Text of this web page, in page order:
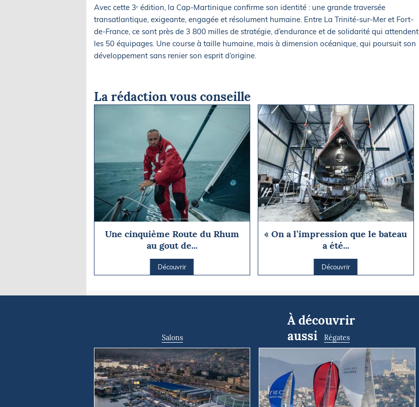
Avec cette 3ᵉ édition, la Cap-Martinique confirme son identité : une grande traversée
transatlantique, exigeante, engagée et résolument humaine. Entre La Trinité-sur-Mer et Fort-
de-France, ce sont près de 3 800 milles de stratégie, d’endurance et de solidarité qui attendent
les 50 équipages. Une course à taille humaine, mais à dimension océanique, qui poursuit son
développement sans renier son esprit d’origine.
La rédaction vous conseille
Une cinquième Route du Rhum
au gout de...
Découvrir
« On a l’impression que le bateau
a été...
Découvrir
À découvrir
aussi
Salons Régates